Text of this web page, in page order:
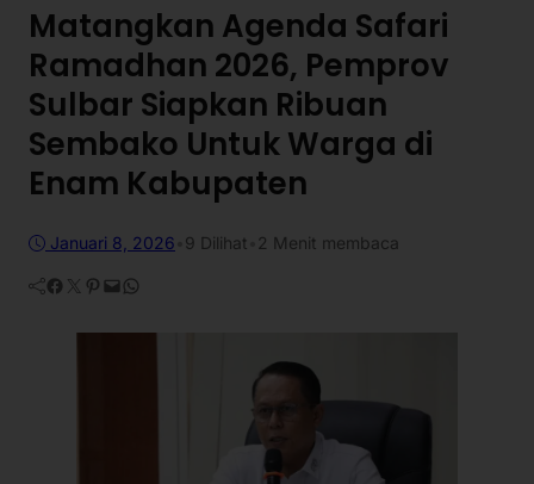
Matangkan Agenda Safari
Ramadhan 2026, Pemprov
Sulbar Siapkan Ribuan
Sembako Untuk Warga di
Enam Kabupaten
Januari 8, 2026 9 Dilihat 2 Menit membaca
Facebook Twitter Pinterest Mail WhatsApp